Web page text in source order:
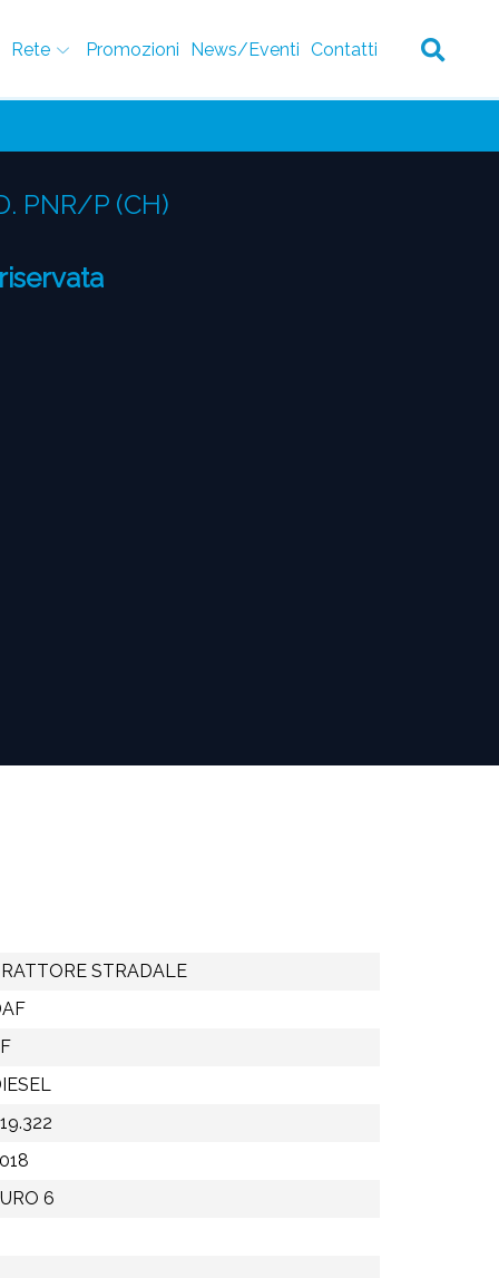
Rete Promozioni News/Eventi Contatti
PNR/P (CH)
STRADALE
6